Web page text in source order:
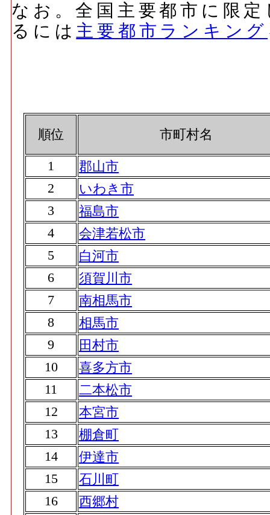
なお。全国主要都市に限
るには 主要都市ランキング
順位 市町村名
1
郡山市
2
いわき市
3
福島市
4
会津若松市
5
白河市
6
須賀川市
7
南相馬市
8
相馬市
9
田村市
10
喜多方市
11
二本松市
12
本宮市
13
棚倉町
14
伊達市
15
石川町
16
西郷村